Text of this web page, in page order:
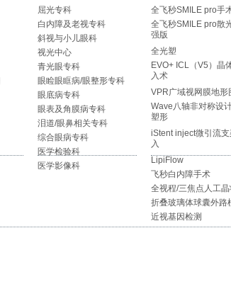
屈光专科
白内障及老视专科
斜视与小儿眼科
视光中心
青光眼专科
眼睑眼眶病/眼整形专科
眼底病专科
眼表及角膜病专科
泪道/眼鼻相关专科
综合眼病专科
医学检验科
医学影像科
全飞秒SMILE pro手
全飞秒SMILE pro散
强版
全光塑
EVO+ ICL（V5）晶
入术
VPR广域视网膜地形
Wave八轴非对称设
塑形
iStent inject微引流支
入
LipiFlow
飞秒白内障手术
全视程/三焦点人工
折叠玻璃体球囊外路
近视基因检测